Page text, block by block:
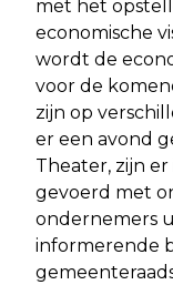
met het
economische
wordt de
voor de
zijn op
er een avond
Theater, zijn
gevoerd met
ondernemers
informerende